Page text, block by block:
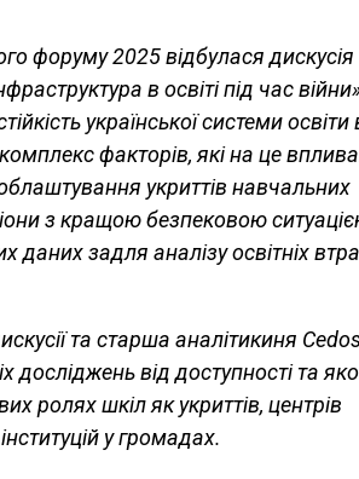
форуму 2025 відбулася дискусія
в освіті під час
української системи освіти
факторів, які на це
укриттів навчальних
з кращою безпековою
даних задля аналізу освітніх
та старша аналітикиня
досліджень від доступності та
ролях шкіл як укриттів, центрів
у громадах.